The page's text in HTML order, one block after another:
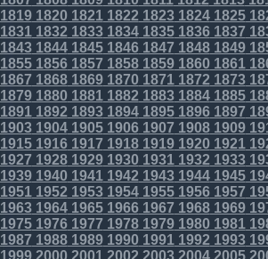
1819182018211822 182318241825
18311832 18331834183518361837
18431844184518461847 18481849
185518561857 1858185918601861
1867 18681869187018711872 1873
1879188018811882 188318841885
18911892 18931894189518961897
19031904190519061907 19081909
191519161917 1918191919201921
1927 19281929193019311932 1933
1939194019411942 194319441945
19511952 19531954195519561957
19631964196519661967 19681969
197519761977 1978197919801981
1987 19881989199019911992 1993
1999200020012002 200320042005